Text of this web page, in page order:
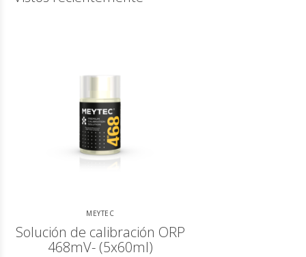
MEYTEC
Solución de calibración ORP
468mV- (5x60ml)